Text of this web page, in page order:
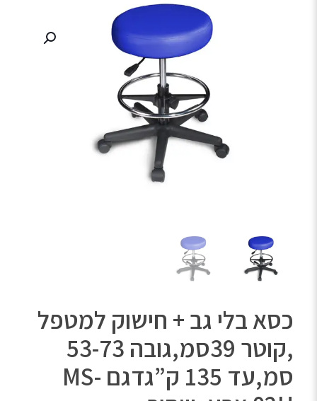
כסא בלי גב + חישוק למטפל
,קוטר 39סמ,גובה 53-73
סמ,עד 135 ק”גדגם MS-